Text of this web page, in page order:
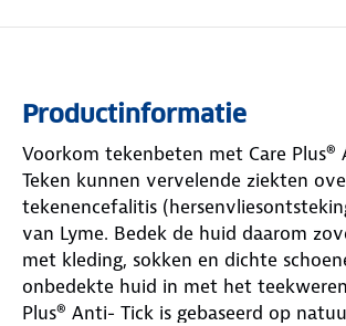
Productinformatie
Voorkom tekenbeten met Care Plus®
Teken kunnen vervelende ziekten
tekenencefalitis
van Lyme. Bedek de huid daarom
met kleding, sokken en dichte
onbedekte huid in met het
Plus® Anti- Tick is gebaseerd op